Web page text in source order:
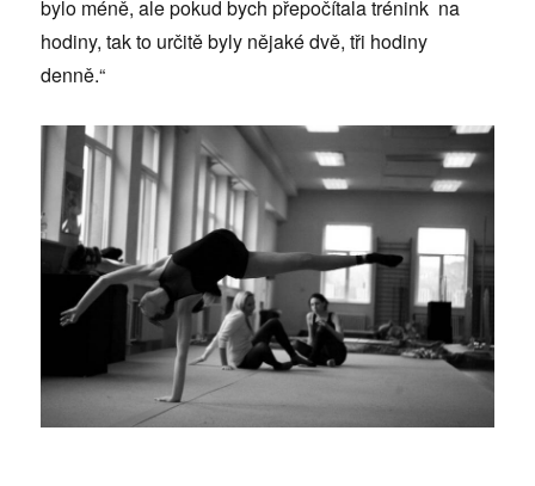
bylo méně, ale pokud bych přepočítala trénink na
hodiny, tak to určitě byly nějaké dvě, tři hodiny
denně.“